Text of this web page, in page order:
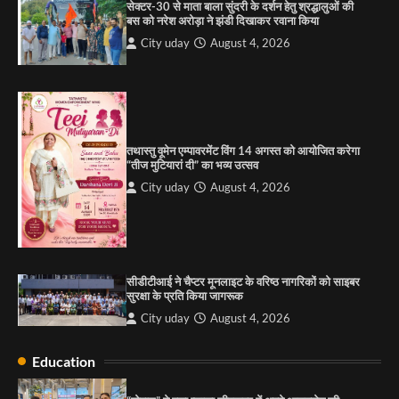
4
1
2
पारस हेल्थ पंचकूला ने ‘तिरंगा यात्रा 2025’ का हरियाणा से
कश्मीर तक किया आगाज़, राष्ट्रीय एकता को मिलेगा नया
आयाम
3
City uday August 6, 2025
सेक्टर-30 से माता बाला सुंदरी के दर्शन हेतु श्रद्धालुओं की
बस को नरेश अरोड़ा ने झंडी दिखाकर रवाना किया
City uday August 4, 2026
तथास्तु वूमेन एम्पावरमेंट विंग 14 अगस्त को आयोजित करेगा
“तीज मुटियारां दी” का भव्य उत्सव
City uday August 4, 2026
सीडीटीआई ने चैप्टर मूनलाइट के वरिष्ठ नागरिकों को साइबर
सुरक्षा के प्रति किया जागरूक
City uday August 4, 2026
Education